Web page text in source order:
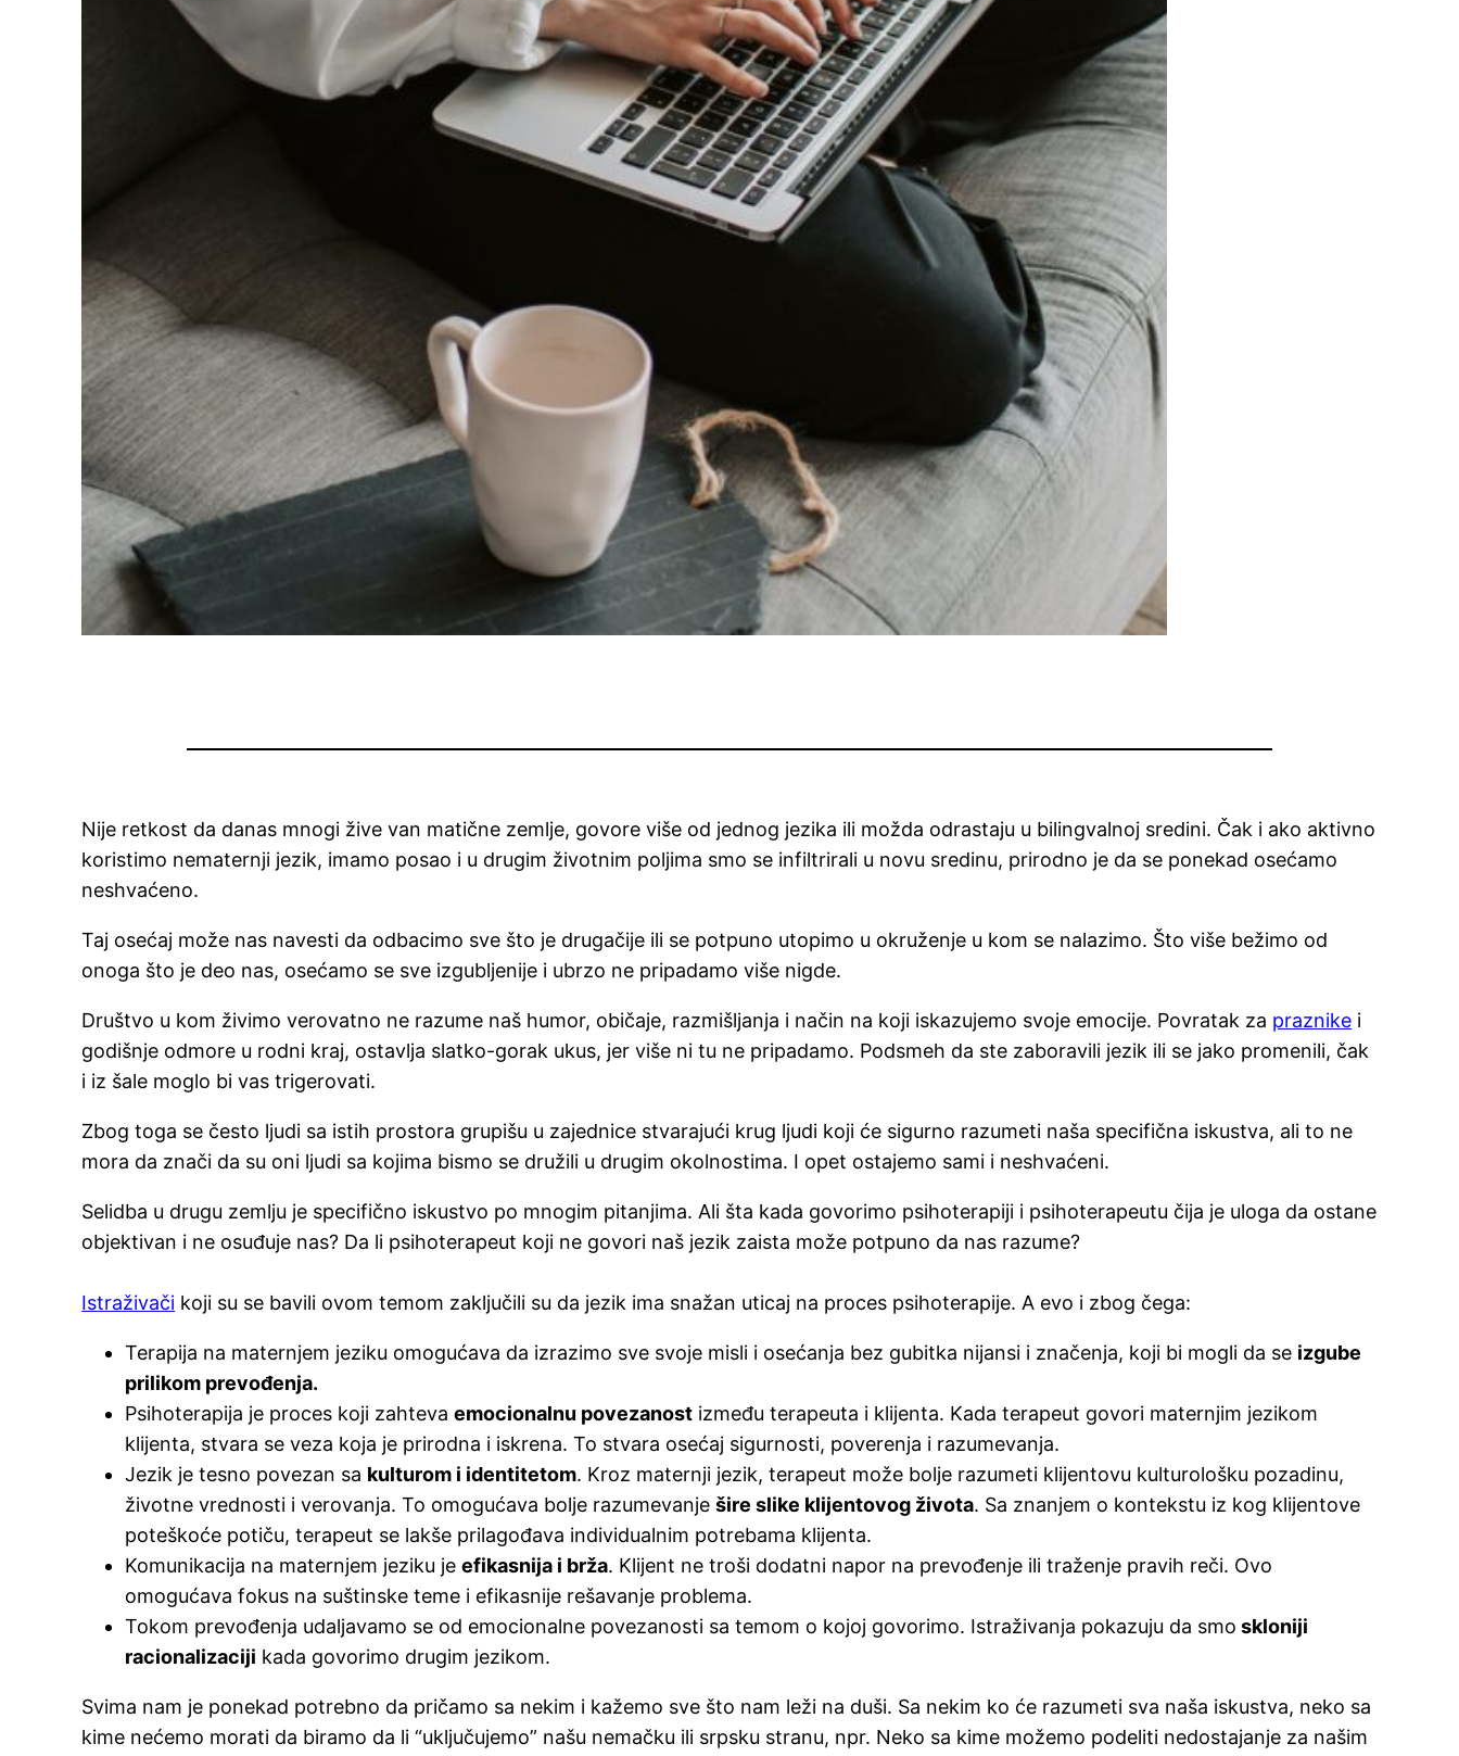
Nije retkost da danas mnogi žive van matične zemlje, govore više od jednog jezika ili možda odrastaju u bilingvalnoj sredini. Čak i ako aktivno
koristimo nematernji jezik, imamo posao i u drugim životnim poljima smo se infiltrirali u novu sredinu, prirodno je da se ponekad osećamo
neshvaćeno.
Taj osećaj može nas navesti da odbacimo sve što je drugačije ili se potpuno utopimo u okruženje u kom se nalazimo. Što više bežimo od
onoga što je deo nas, osećamo se sve izgubljenije i ubrzo ne pripadamo više nigde.
Društvo u kom živimo verovatno ne razume naš humor, običaje, razmišljanja i način na koji iskazujemo svoje emocije. Povratak za praznike i
godišnje odmore u rodni kraj, ostavlja slatko-gorak ukus, jer više ni tu ne pripadamo. Podsmeh da ste zaboravili jezik ili se jako promenili, čak
i iz šale moglo bi vas trigerovati.
Zbog toga se često ljudi sa istih prostora grupišu u zajednice stvarajući krug ljudi koji će sigurno razumeti naša specifična iskustva, ali to ne
mora da znači da su oni ljudi sa kojima bismo se družili u drugim okolnostima. I opet ostajemo sami i neshvaćeni.
Selidba u drugu zemlju je specifično iskustvo po mnogim pitanjima. Ali šta kada govorimo psihoterapiji i psihoterapeutu čija je uloga da ostane
objektivan i ne osuđuje nas? Da li psihoterapeut koji ne govori naš jezik zaista može potpuno da nas razume?
Istraživači koji su se bavili ovom temom zaključili su da jezik ima snažan uticaj na proces psihoterapije. A evo i zbog čega:
Terapija na maternjem jeziku omogućava da izrazimo sve svoje misli i osećanja bez gubitka nijansi i značenja, koji bi mogli da se izgube
prilikom prevođenja.
Psihoterapija je proces koji zahtevaemocionalnu povezanost između terapeuta i klijenta. Kada terapeut govori maternjim jezikom
klijenta, stvara se veza koja je prirodna i iskrena. To stvara osećaj sigurnosti, poverenja i razumevanja.
Jezik je tesno povezan sa kulturom i identitetom. Kroz maternji jezik, terapeut može bolje razumeti klijentovu kulturološku pozadinu,
životne vrednosti i verovanja. To omogućava bolje razumevanješire slike klijentovog života. Sa znanjem o kontekstu iz kog klijentove
poteškoće potiču, terapeut se lakše prilagođava individualnim potrebama klijenta.
Komunikacija na maternjem jeziku jeefikasnija i brža. Klijent ne troši dodatni napor na prevođenje ili traženje pravih reči. Ovo
omogućava fokus na suštinske teme i efikasnije rešavanje problema.
Tokom prevođenja udaljavamo se od emocionalne povezanosti sa temom o kojoj govorimo. Istraživanja pokazuju da smo skloniji
racionalizaciji kada govorimo drugim jezikom.
Svima nam je ponekad potrebno da pričamo sa nekim i kažemo sve što nam leži na duši. Sa nekim ko će razumeti sva naša iskustva, neko sa
kime nećemo morati da biramo da li “uključujemo” našu nemačku ili srpsku stranu, npr. Neko sa kime možemo podeliti nedostajanje za našim